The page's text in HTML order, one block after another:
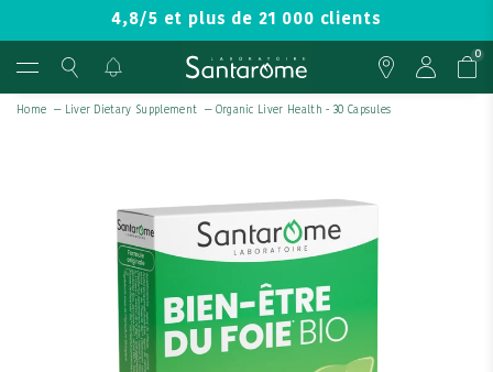
4,8/5 et plus de 21 000 clients
0
Home — Liver Dietary Supplement — Organic Liver Health - 30 Capsules